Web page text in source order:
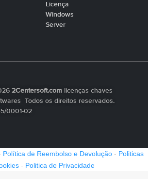
Licença
Windows
Server
2Centersoft.com licenças chaves
Todos os direitos reservados.
0001-02
Política de Reembolso e Devolução - Politicas
- Politica de Privacidade